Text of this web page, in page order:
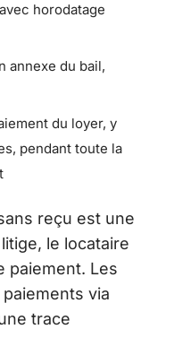
horodatage
annexe du bail,
du loyer, y
pendant toute la
reçu est une
le locataire
paiement. Les
via
trace